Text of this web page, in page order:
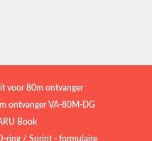
voor 80m ontvanger
ontvanger VA-80M-DG
Book
ring / Sprint - formulaire